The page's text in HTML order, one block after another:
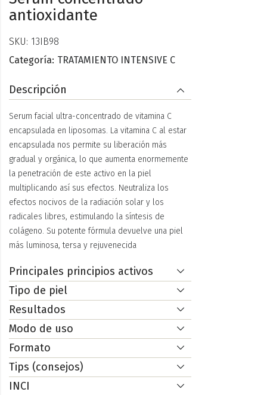
antioxidante
SKU: 13IB98
Categoría: TRATAMIENTO INTENSIVE C
Descripción
Serum facial ultra-concentrado de vitamina C
encapsulada en liposomas. La vitamina C al estar
encapsulada nos permite su liberación más
gradual y orgánica, lo que aumenta enormemente
la penetración de este activo en la piel
multiplicando así sus efectos. Neutraliza los
efectos nocivos de la radiación solar y los
radicales libres, estimulando la síntesis de
colágeno. Su potente fórmula devuelve una piel
más luminosa, tersa y rejuvenecida
Principales principios activos
Tipo de piel
Resultados
Modo de uso
Formato
Tips (consejos)
INCI